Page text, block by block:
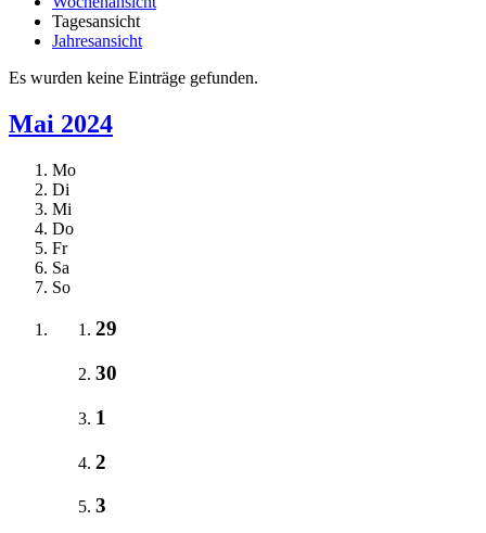
Tagesansicht
Jahresansicht
Es wurden keine Einträge gefunden.
Mai 2024
Mo
Di
Mi
Do
Fr
Sa
So
29
30
1
2
3